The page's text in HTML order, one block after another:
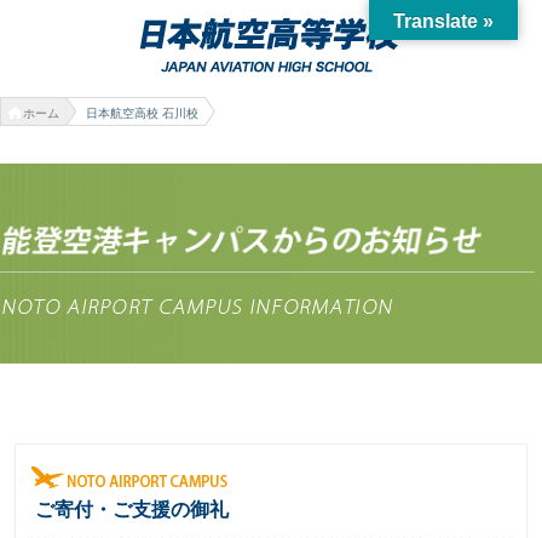
ホーム 日本航空高校 石川校
ご寄付・ご支援の御礼
Translate »